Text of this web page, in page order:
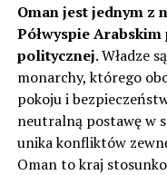
Oman jest jednym z
Półwyspie
politycznej. Władze
monarchy, którego
pokoju i
neutralną postawę w
unika konfliktów
Oman to kraj